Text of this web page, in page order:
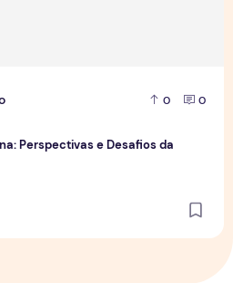
0 0
Perspectivas e Desafios da